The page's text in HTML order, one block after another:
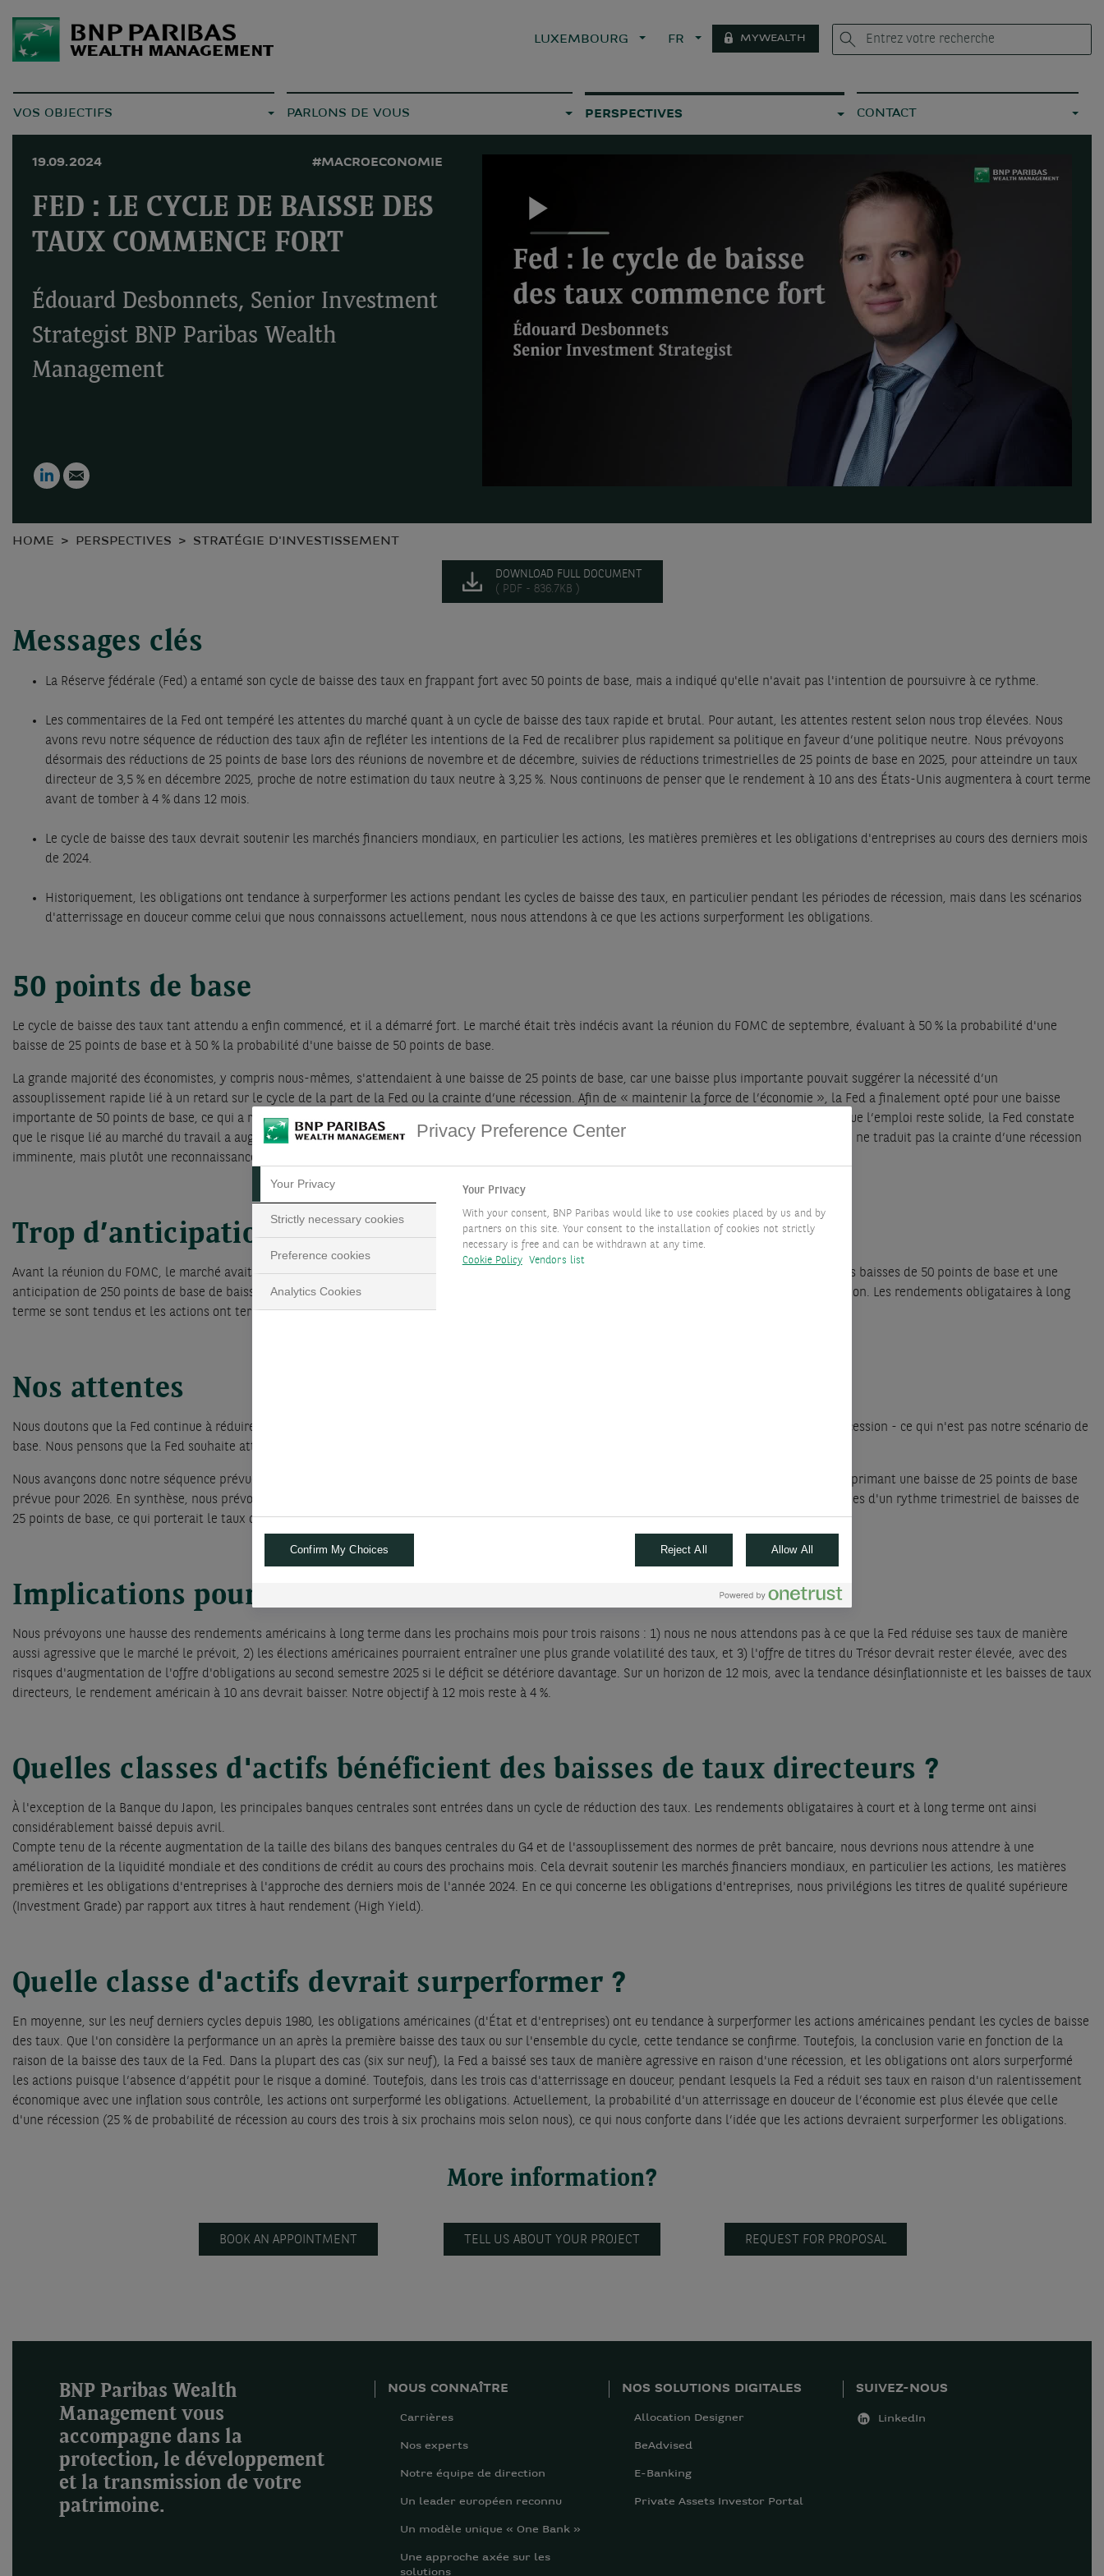
LUXEMBOURG FR MYWEALTH
VOS OBJECTIFS PARLONS DE VOUS PERSPECTIVES CONTACT
19.09.2024 #MACROECONOMIE
FED : LE CYCLE DE BAISSE DES
TAUX COMMENCE FORT
Édouard Desbonnets, Senior Investment
Strategist BNP Paribas Wealth
Management
LinkedIn
Play
Video
HOME PERSPECTIVES STRATÉGIE D'INVESTISSEMENT
DOWNLOAD FULL DOCUMENT
( PDF - 836.7KB )
Messages clés
La Réserve fédérale (Fed) a entamé son cycle de baisse des taux en frappant fort avec 50 points de base, mais a indiqué qu'elle n'avait pas l'intention de poursuivre à ce rythme.
Les commentaires de la Fed ont tempéré les attentes du marché quant à un cycle de baisse des taux rapide et brutal. Pour autant, les attentes restent selon nous trop élevées. Nous
avons revu notre séquence de réduction des taux afin de refléter les intentions de la Fed de recalibrer plus rapidement sa politique en faveur d’une politique neutre. Nous prévoyons
désormais des réductions de 25 points de base lors des réunions de novembre et de décembre, suivies de réductions trimestrielles de 25 points de base en 2025, pour atteindre un taux
directeur de 3,5 % en décembre 2025, proche de notre estimation du taux neutre à 3,25 %. Nous continuons de penser que le rendement à 10 ans des États-Unis augmentera à court terme
avant de tomber à 4 % dans 12 mois.
Le cycle de baisse des taux devrait soutenir les marchés financiers mondiaux, en particulier les actions, les matières premières et les obligations d'entreprises au cours des derniers mois
de 2024.
Historiquement, les obligations ont tendance à surperformer les actions pendant les cycles de baisse des taux, en particulier pendant les périodes de récession, mais dans les scénarios
d'atterrissage en douceur comme celui que nous connaissons actuellement, nous nous attendons à ce que les actions surperforment les obligations.
50 points de base
Le cycle de baisse des taux tant attendu a enfin commencé, et il a démarré fort. Le marché était très indécis avant la réunion du FOMC de septembre, évaluant à 50 % la probabilité d'une
baisse de 25 points de base et à 50 % la probabilité d'une baisse de 50 points de base.
La grande majorité des économistes, y compris nous-mêmes, s'attendaient à une baisse de 25 points de base, car une baisse plus importante pouvait suggérer la nécessité d’un
assouplissement rapide lié à un retard sur le cycle de la part de la Fed ou la crainte d’une récession. Afin de « maintenir la force de l’économie », la Fed a finalement opté pour une baisse
importante de 50 points de base, ce qui a ramené le taux des fonds fédéraux dans une fourchette de 4,75 % à 5 %. Même si la croissance est forte et que l’emploi reste solide, la Fed constate
que le risque lié au marché du travail a augmenté alors que l’inflation retourne vers sa cible de 2 %. Par conséquent, cette baisse de 50 points de base ne traduit pas la crainte d’une récession
imminente, mais plutôt une reconnaissance par la Fed du processus de désinflation bien engagé.
Trop d’anticipations
Avant la réunion du FOMC, le marché avait anticipé un cycle de baisse des taux très rapide, avec plus de 50 % de chances de voir se succéder plusieurs baisses de 50 points de base et une
anticipation de 250 points de base de baisse au cours des 12 prochains mois. La Fed n’a pas validé ces attentes, ce qui a entraîné une certaine déception. Les rendements obligataires à long
terme se sont tendus et les actions ont terminé la journée légèrement dans le rouge.
Nos attentes
Nous doutons que la Fed continue à réduire ses taux à un rythme de 50 points de base, ce qui serait l'approche probable en cas de risque élevé de récession - ce qui n'est pas notre scénario de
base. Nous pensons que la Fed souhaite atteindre le taux neutre plus rapidement que prévu.
Nous avançons donc notre séquence prévue de baisses de taux, en ajoutant une baisse de 25 points de base lors de la réunion de novembre et en supprimant une baisse de 25 points de base
prévue pour 2026. En synthèse, nous prévoyons des baisses de 25 points de base lors des réunions de novembre et de décembre de cette année, suivies d'un rythme trimestriel de baisses de
25 points de base, ce qui porterait le taux directeur à 3,5 % d'ici décembre 2025, proche de notre estimation du taux neutre à 3,25 %.
Implications pour les taux américains
Nous prévoyons une hausse des rendements américains à long terme dans les prochains mois pour trois raisons : 1) nous ne nous attendons pas à ce que la Fed réduise ses taux de manière
aussi agressive que le marché le prévoit, 2) les élections américaines pourraient entraîner une plus grande volatilité des taux, et 3) l'offre de titres du Trésor devrait rester élevée, avec des
risques d'augmentation de l'offre d'obligations au second semestre 2025 si le déficit se détériore davantage. Sur un horizon de 12 mois, avec la tendance désinflationniste et les baisses de taux
directeurs, le rendement américain à 10 ans devrait baisser. Notre objectif à 12 mois reste à 4 %.
Quelles classes d'actifs bénéficient des baisses de taux directeurs ?
À l'exception de la Banque du Japon, les principales banques centrales sont entrées dans un cycle de réduction des taux. Les rendements obligataires à court et à long terme ont ainsi
considérablement baissé depuis avril.
Compte tenu de la récente augmentation de la taille des bilans des banques centrales du G4 et de l'assouplissement des normes de prêt bancaire, nous devrions nous attendre à une
amélioration de la liquidité mondiale et des conditions de crédit au cours des prochains mois. Cela devrait soutenir les marchés financiers mondiaux, en particulier les actions, les matières
premières et les obligations d'entreprises à l'approche des derniers mois de l'année 2024. En ce qui concerne les obligations d'entreprises, nous privilégions les titres de qualité supérieure
(Investment Grade) par rapport aux titres à haut rendement (High Yield).
Quelle classe d'actifs devrait surperformer ?
En moyenne, sur les neuf derniers cycles depuis 1980, les obligations américaines (d'État et d'entreprises) ont eu tendance à surperformer les actions américaines pendant les cycles de baisse
des taux. Que l'on considère la performance un an après la première baisse des taux ou sur l'ensemble du cycle, cette tendance se confirme. Toutefois, la conclusion varie en fonction de la
raison de la baisse des taux de la Fed. Dans la plupart des cas (six sur neuf), la Fed a baissé ses taux de manière agressive en raison d'une récession, et les obligations ont alors surperformé
les actions puisque l’absence d’appétit pour le risque a dominé. Toutefois, dans les trois cas d'atterrissage en douceur, pendant lesquels la Fed a réduit ses taux en raison d'un ralentissement
économique avec une inflation sous contrôle, les actions ont surperformé les obligations. Actuellement, la probabilité d'un atterrissage en douceur de l’économie est plus élevée que celle
d'une récession (25 % de probabilité de récession au cours des trois à six prochains mois selon nous), ce qui nous conforte dans l’idée que les actions devraient surperformer les obligations.
More information?
BOOK AN APPOINTMENT TELL US ABOUT YOUR PROJECT REQUEST FOR PROPOSAL
BNP Paribas Wealth
Management vous
accompagne dans la
protection, le développement
et la transmission de votre
patrimoine.
NOUS CONNAÎTRE
Carrières
Nos experts
Notre équipe de direction
Un leader européen reconnu
Un modèle unique « One Bank »
Une approche axée sur les
solutions
NOS SOLUTIONS DIGITALES
Allocation Designer
BeAdvised
E-Banking
Private Assets Investor Portal
SUIVEZ-NOUS
LinkedIn
Privacy Preference Center
Your Privacy
Strictly necessary cookies
Preference cookies
Analytics Cookies
Your Privacy
With your consent, BNP Paribas would like to use cookies placed by us and by
partners on this site. Your consent to the installation of cookies not strictly
necessary is free and can be withdrawn at any time.
Cookie Policy
Vendors list
Confirm My Choices Reject All Allow All